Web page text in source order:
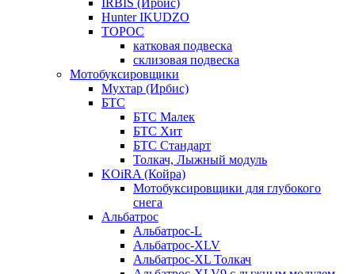
Hunter IKUDZO
ТОРОС
катковая подвеска
склизовая подвеска
Мотобуксировщики
Мухтар (Ирбис)
БТС
БТС Малек
БТС Хит
БТС Стандарт
Толкач, Лыжный модуль
KOiRA (Койра)
Мотобуксировщики для глубокого
снега
Альбатрос
Альбатрос-L
Альбатрос-XLV
Альбатрос-XL Толкач